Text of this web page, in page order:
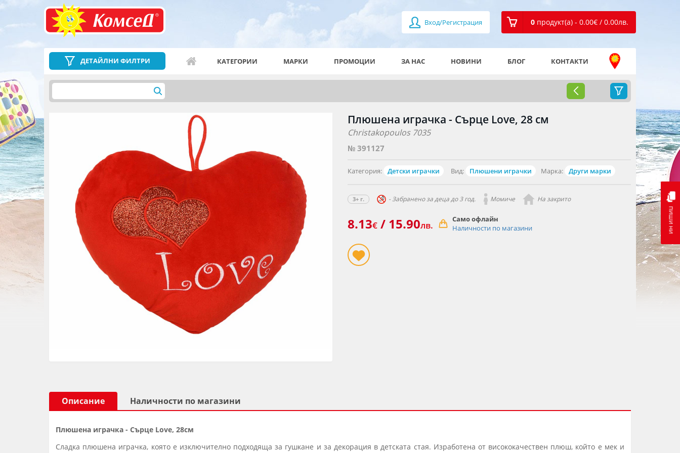
Вход/Регистрация 0 продукт(а) - 0.00€ / 0.00лв.
пиши ни
ДЕТАЙЛНИ ФИЛТРИ КАТЕГОРИИ МАРКИ ПРОМОЦИИ ЗА НАС НОВИНИ БЛОГ КОНТАКТИ
Плюшена играчка - Сърце Love, 28 см
Christakopoulos 7035
№ 391127
Категория: Детски играчки Вид: Плюшени играчки Марка: Други марки
3+ г. - Забранено за деца до 3 год. Момиче На закрито
8.13€ / 15.90лв.
Само офлайн
Наличности по магазини
Описание Наличности по магазини
Плюшена играчка - Сърце Love, 28см
Сладка плюшена играчка, която е изключително подходяща за гушкане и за декорация в детската стая. Изработена от висококачествен плюш, който е мек и